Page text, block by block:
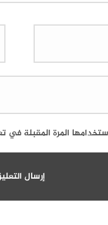
المرة المقبلة في